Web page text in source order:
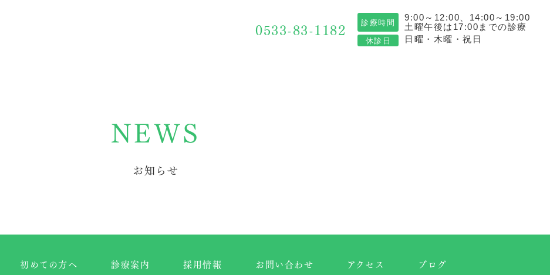
0533-83-1182 診療時間
9:00～12:00、14:00～19:00
土曜午後は17:00までの診療
休診日 日曜・木曜・祝日
NEWS
お知らせ
初めての方へ 診療案内 採用情報 お問い合わせ アクセス ブログ